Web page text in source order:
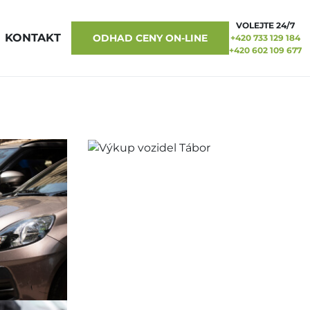
KONTAKT ODHAD CENY ON-LINE
VOLEJTE 24/7
+420 733 129 184
+420 602 109 677